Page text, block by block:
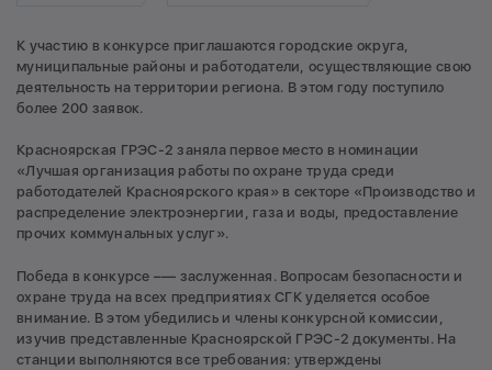
К участию в конкурсе приглашаются городские округа,
муниципальные районы и работодатели, осуществляющие свою
деятельность на территории региона. В этом году поступило
более 200 заявок.
Красноярская ГРЭС-2 заняла первое место в номинации
«Лучшая организация работы по охране труда среди
работодателей Красноярского края» в секторе «Производство и
распределение электроэнергии, газа и воды, предоставление
прочих коммунальных услуг».
Победа в конкурсе –— заслуженная. Вопросам безопасности и
охране труда на всех предприятиях СГК уделяется особое
внимание. В этом убедились и члены конкурсной комиссии,
изучив представленные Красноярской ГРЭС-2 документы. На
станции выполняются все требования: утверждены